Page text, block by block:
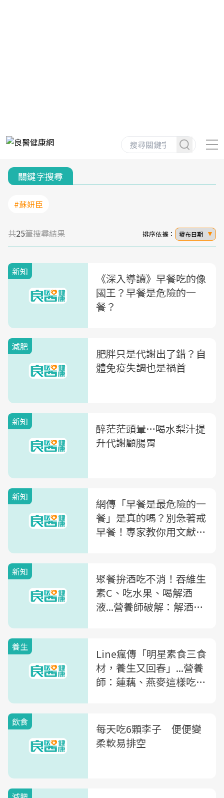
關鍵字搜尋
#蘇妍臣
共25筆搜尋結果 排序依據： 發布日期
新知
《深入導讀》早餐吃的像
國王？早餐是危險的一
餐？
減肥
肥胖只是代謝出了錯？自
體免疫失調也是禍首
新知
醉茫茫頭暈…喝水梨汁提
升代謝顧腸胃
新知
網傳「早餐是最危險的一
餐」是真的嗎？別急著戒
早餐！專家教你用文獻看
新知
聚餐拚酒吃不消！吞維生
素C、吃水果、喝解酒
液...營養師破解：解酒偏
養生
Line瘋傳「明星素食三食
材，養生又回春」...營養
師：蓮藕、燕麥這樣吃，
飲食
每天吃6顆李子 便便變
柔軟易排空